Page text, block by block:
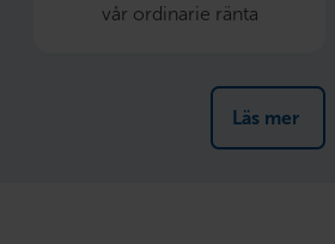
vår ordinarie ränta
Läs mer